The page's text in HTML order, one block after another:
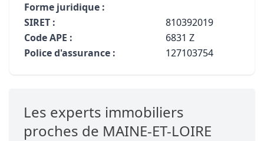
Forme juridique :
SIRET :
810392019
Code APE :
6831 Z
Police d'assurance :
127103754
Les experts immobiliers
proches de MAINE-ET-LOIRE